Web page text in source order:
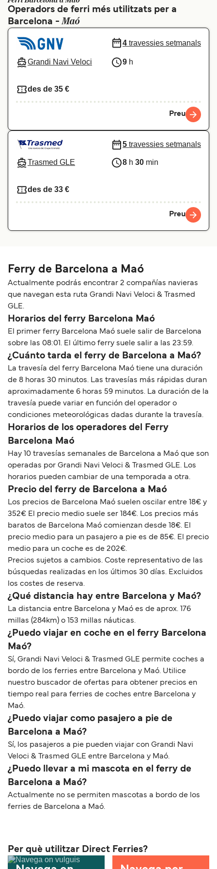
Schweiz (DE) Norge
المغرب
Operadors de ferri més utilitzats per a
Barcelona -Maó
Grandi Navi Veloci
4 travessies setmanals
9 h
des de 35 €
Preu
Trasmed GLE
5 travessies setmanals
8 h 30 min
des de 33 €
Preu
Ferry de Barcelona a Maó
Actualmente podrás encontrar 2 compañías navieras
que navegan esta ruta Grandi Navi Veloci & Trasmed
GLE.
Horarios del ferry Barcelona Maó
El primer ferry Barcelona Maó suele salir de Barcelona
sobre las 08:01. El último ferry suele salir a las 23:59.
¿Cuánto tarda el ferry de Barcelona a Maó?
La travesía del ferry Barcelona Maó tiene una duración
de 8 horas 30 minutos. Las travesías más rápidas duran
aproximadamente 6 horas 59 minutos. La duración de la
travesía puede variar en función del operador o
condiciones meteorológicas dadas durante la travesía.
Horarios de los operadores del Ferry
Barcelona Maó
Hay 10 travesías semanales de Barcelona a Maó que son
operadas por Grandi Navi Veloci & Trasmed GLE. Los
horarios pueden cambiar de una temporada a otra.
Precio del ferry de Barcelona a Maó
Los precios de Barcelona Maó suelen oscilar entre 18€ y
352€ El precio medio suele ser 184€. Los precios más
baratos de Barcelona Maó comienzan desde 18€. El
precio medio para un pasajero a pie es de 85€. El precio
medio para un coche es de 202€.
Precios sujetos a cambios. Coste representativo de las
búsquedas realizadas en los últimos 30 días. Excluidos
los costes de reserva.
¿Qué distancia hay entre Barcelona y Maó?
La distancia entre Barcelona y Maó es de aprox. 176
millas (284km) o 153 millas náuticas.
¿Puedo viajar en coche en el ferry Barcelona
Maó?
Sí, Grandi Navi Veloci & Trasmed GLE permite coches a
bordo de los ferries entre Barcelona y Maó. Utilice
nuestro buscador de ofertas para obtener precios en
tiempo real para ferries de coches entre Barcelona y
Maó.
¿Puedo viajar como pasajero a pie de
Barcelona a Maó?
Sí, los pasajeros a pie pueden viajar con Grandi Navi
Veloci & Trasmed GLE entre Barcelona y Maó.
¿Puedo llevar a mi mascota en el ferry de
Barcelona a Maó?
Actualmente no se permiten mascotas a bordo de los
ferries de Barcelona a Maó.
Per què utilitzar Direct Ferries?